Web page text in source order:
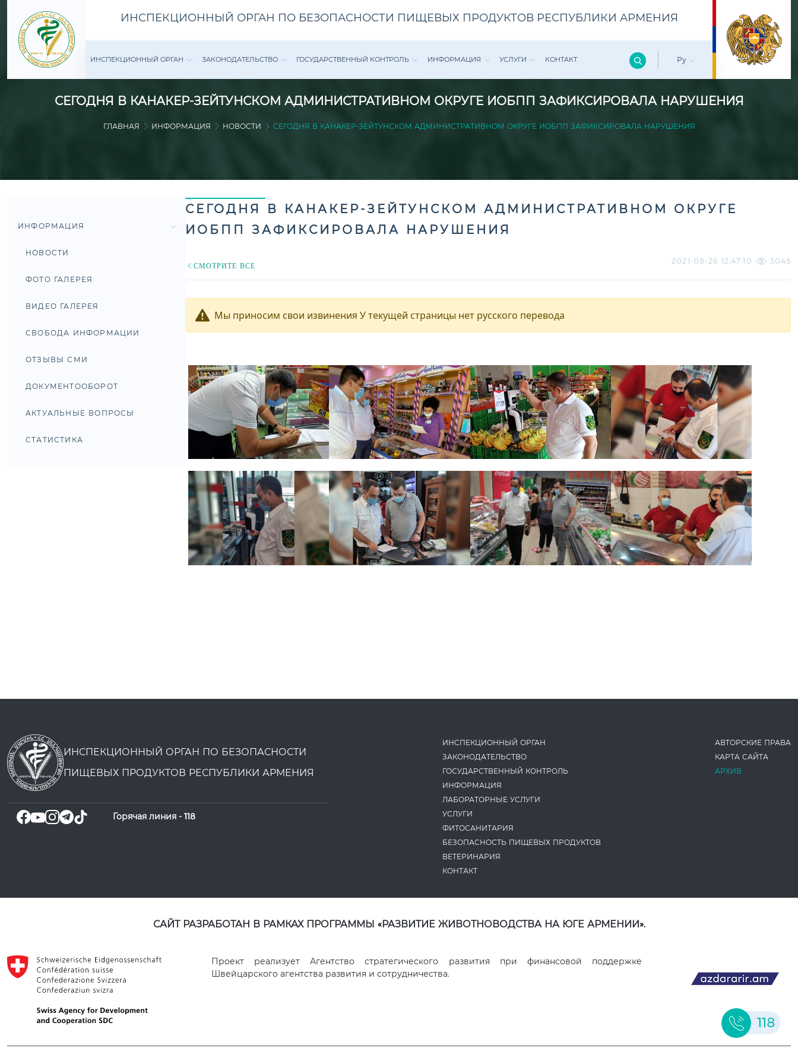
ИНСПЕКЦИОННЫЙ ОРГАН ПО БЕЗОПАСНОСТИ ПИЩЕВЫХ ПРОДУКТОВ РЕСПУБЛИКИ АРМЕНИЯ
ИНСПЕКЦИОННЫЙ ОРГАН ЗАКОНОДАТЕ­ЛЬСТВО ГОСУДАРСТВЕННЫЙ КОНТРОЛЬ ИНФОРМАЦИЯ УСЛУГИ КОНТАКТ Ру
СЕГОДНЯ В КАНАКЕР-ЗЕЙТУНСКОМ АДМИНИСТРАТИВНОМ ОКРУГЕ ИОБПП ЗАФИКСИРОВАЛА НАРУШЕНИЯ
ГЛАВНАЯ ИНФОРМАЦИЯ НОВОСТИ СЕГОДНЯ В КАНАКЕР-ЗЕЙТУНСКОМ АДМИНИСТРАТИВНОМ ОКРУГЕ ИОБПП ЗАФИКСИРОВАЛА НАРУШЕНИЯ
ИНФОРМАЦИЯ
НОВОСТИ
ФОТО ГАЛЕРЕЯ
ВИДЕО ГАЛЕРЕЯ
СВОБОДА ИНФОРМАЦИИ
ОТЗЫВЫ СМИ
ДОКУМЕНТООБОРОТ
АКТУАЛЬНЫЕ ВОПРОСЫ
СТАТИСТИКА
СЕГОДНЯ В КАНАКЕР-ЗЕЙТУНСКОМ АДМИНИСТРАТИВНОМ ОКРУГЕ
ИОБПП ЗАФИКСИРОВАЛА НАРУШЕНИЯ
СМОТРИТЕ ВСЕ
2021-08-26 12:47:10 3045
Мы приносим свои извинения У текущей страницы нет русского перевода
ИНСПЕКЦИОННЫЙ ОРГАН ПО БЕЗОПАСНОСТИ
ПИЩЕВЫХ ПРОДУКТОВ РЕСПУБЛИКИ АРМЕНИЯ
Горячая линия - 118
ИНСПЕКЦИОННЫЙ ОРГАН
ЗАКОНОДАТЕ­ЛЬСТВО
ГОСУДАРСТВЕННЫЙ КОНТРОЛЬ
ИНФОРМАЦИЯ
ЛАБОРАТОРНЫЕ УСЛУГИ
УСЛУГИ
ФИТОСАНИТАРИЯ
БЕЗОПАСНОСТЬ ПИЩЕВЫХ ПРОДУКТОВ
ВЕТЕРИНАРИЯ
КОНТАКТ
АВТОРСКИЕ ПРАВА
КАРТА САЙТА
АРХИВ
САЙТ РАЗРАБОТАН В РАМКАХ ПРОГРАММЫ «РАЗВИТИЕ ЖИВОТНОВОДСТВА НА ЮГЕ АРМЕНИИ».
Проект реализует Агентство стратегического развития при финансовой поддержке
Швейцарского агентства развития и сотрудничества.
118